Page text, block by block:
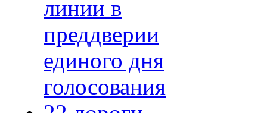
линии в
преддверии
единого дня
голосования